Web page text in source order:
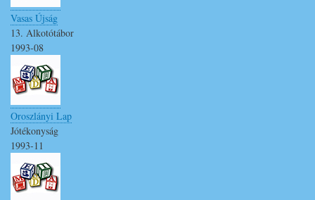
Vasas Újság
13. Alkotótábor
1993-08
Oroszlányi Lap
Jótékonyság
1993-11